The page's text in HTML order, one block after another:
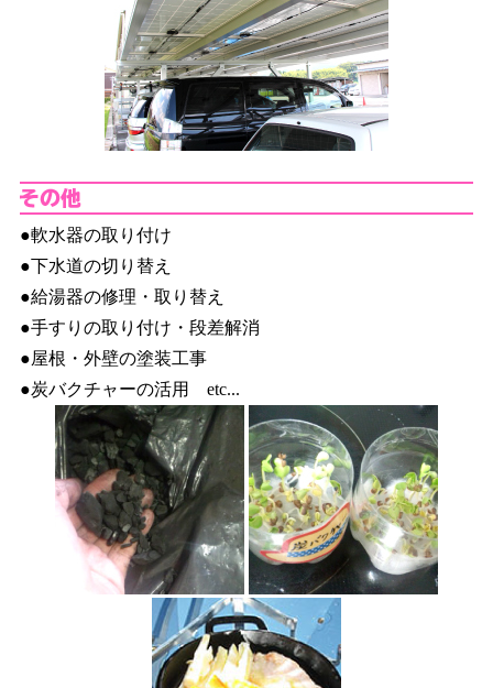
●軟水器の取り付け
●下水道の切り替え
●給湯器の修理・取り替え
●手すりの取り付け・段差解消
●屋根・外壁の塗装工事
●炭バクチャーの活用 etc...